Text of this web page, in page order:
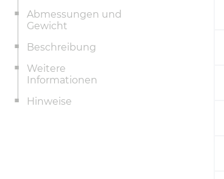
Abmessungen und
Gewicht
Beschreibung
Weitere
Informationen
Hinweise